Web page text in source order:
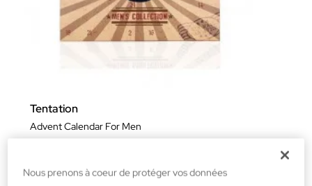
Tentation
Advent Calendar For Men
Nous prenons à coeur de protéger vos données